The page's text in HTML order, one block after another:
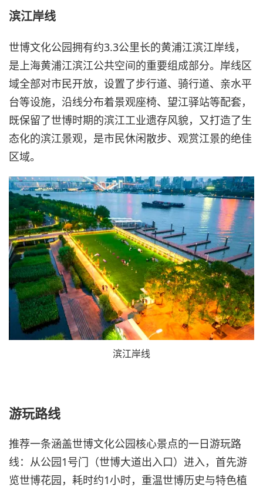
滨江岸线
世博文化公园拥有约3.3公里长的黄浦江滨江岸线，
是上海黄浦江滨江公共空间的重要组成部分。岸线区
域全部对市民开放，设置了步行道、骑行道、亲水平
台等设施，沿线分布着景观座椅、望江驿站等配套，
既保留了世博时期的滨江工业遗存风貌，又打造了生
态化的滨江景观，是市民休闲散步、观赏江景的绝佳
区域。
滨江岸线
游玩路线
推荐一条涵盖世博文化公园核心景点的一日游玩路
线：从公园1号门（世博大道出入口）进入，首先游
览世博花园，耗时约1小时，重温世博历史与特色植